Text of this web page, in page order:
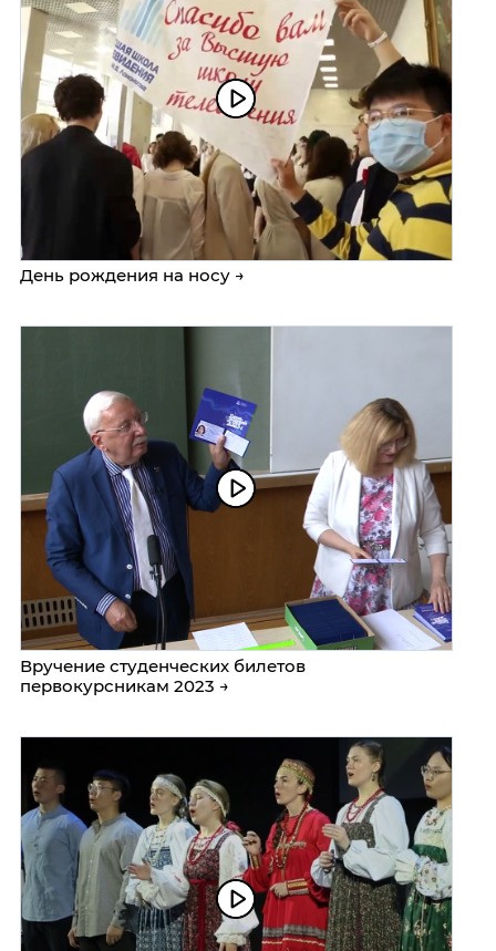
День рождения на носу →
Вручение студенческих билетов
первокурсникам 2023 →